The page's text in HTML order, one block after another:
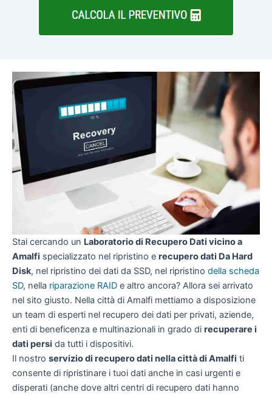
Stai cercando un Laboratorio di Recupero Dati vicino a
Amalfi specializzato nel ripristino e recupero dati Da Hard
Disk, nel ripristino dei dati da SSD, nel ripristino della scheda
SD, nella riparazione RAID e altro ancora? Allora sei arrivato
nel sito giusto. Nella città di Amalfi mettiamo a disposizione
un team di esperti nel recupero dei dati per privati, aziende,
enti di beneficenza e multinazionali in grado di recuperare i
dati persi da tutti i dispositivi.
Il nostro servizio di recupero dati nella città di Amalfi ti
consente di ripristinare i tuoi dati anche in casi urgenti e
disperati (anche dove altri centri di recupero dati hanno